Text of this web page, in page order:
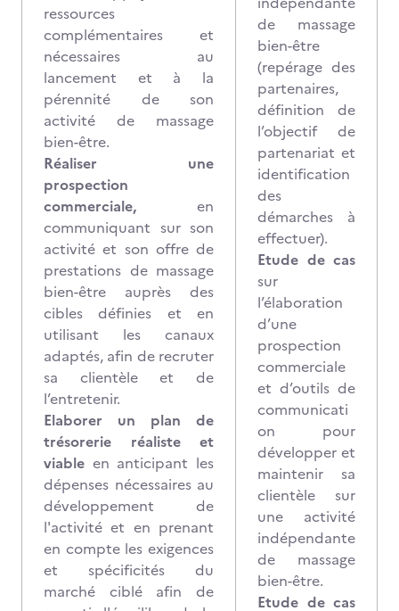
ressources
complémentaires et
nécessaires au
lancement et à la
pérennité de son
activité de massage
bien-être.
Réaliser une
prospection
commerciale, en
communiquant sur son
activité et son offre de
prestations de massage
bien-être auprès des
cibles définies et en
utilisant les canaux
adaptés, afin de recruter
sa clientèle et de
l’entretenir.
Elaborer un plan de
trésorerie réaliste et
viable en anticipant les
dépenses nécessaires au
développement de
l'activité et en prenant
en compte les exigences
et spécificités du
marché ciblé afin de
de massage
bien-être
(repérage des
partenaires,
définition de
l’objectif de
partenariat et
identification
des
démarches à
effectuer).
Etude de cas
sur
l’élaboration
d’une
prospection
commerciale
et d’outils de
communicati
on pour
développer et
maintenir sa
clientèle sur
une activité
indépendante
de massage
bien-être.
Etude de cas